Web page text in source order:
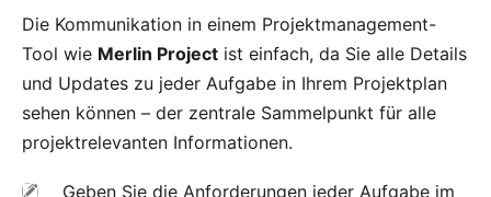
Die Kommunikation in einem Projektmanagement-
Tool wie Merlin Project ist einfach, da Sie alle Details
und Updates zu jeder Aufgabe in Ihrem Projektplan
sehen können – der zentrale Sammelpunkt für alle
projektrelevanten Informationen.
Geben Sie die Anforderungen jeder Aufgabe im